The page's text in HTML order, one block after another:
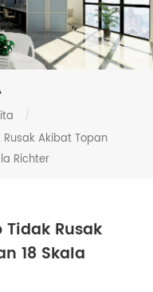
/
Akibat Topan
Richter
Rusak
18 Skala